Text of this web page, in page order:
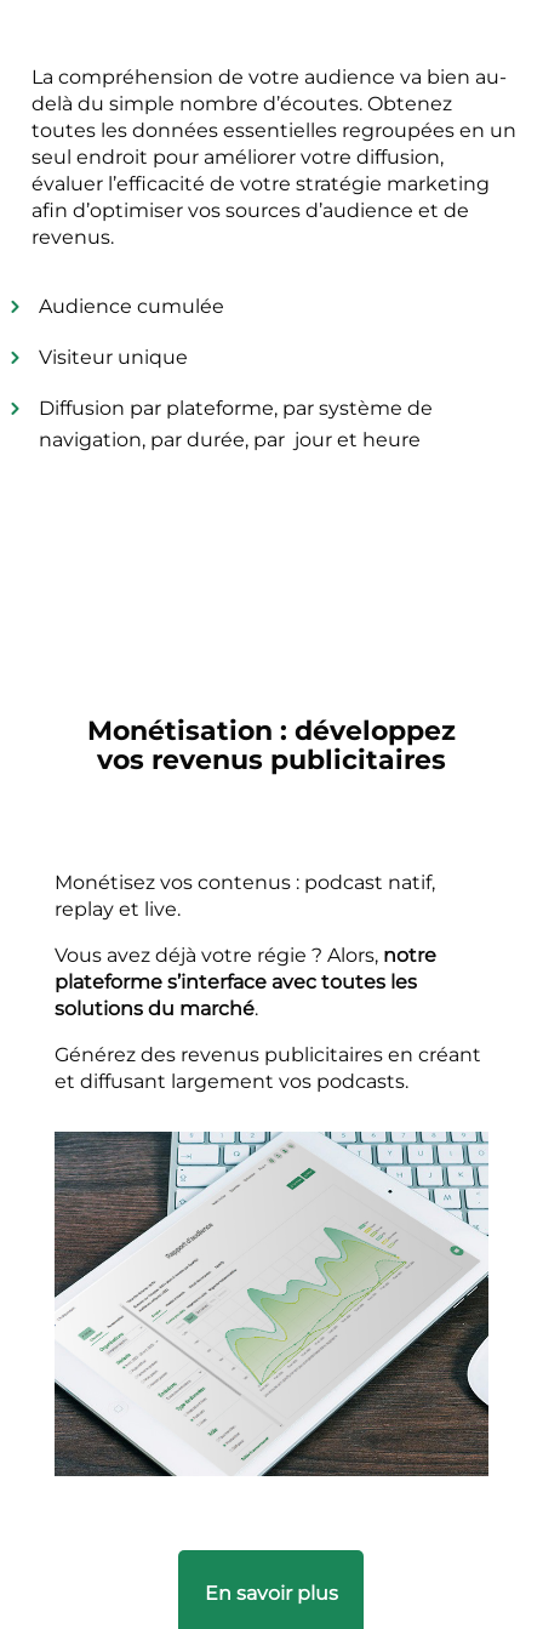
La compréhension de votre audience va bien au-
delà du simple nombre d’écoutes. Obtenez
toutes les données essentielles regroupées en un
seul endroit pour améliorer votre diffusion,
évaluer l’efficacité de votre stratégie marketing
afin d’optimiser vos sources d’audience et de
revenus.
Audience cumulée
Visiteur unique
Diffusion par plateforme, par système de
navigation, par durée, par jour et heure
Monétisation : développez
vos revenus publicitaires
Monétisez vos contenus : podcast natif,
replay et live.
Vous avez déjà votre régie ? Alors, notre
plateforme s’interface avec toutes les
solutions du marché.
Générez des revenus publicitaires en créant
et diffusant largement vos podcasts.
En savoir plus